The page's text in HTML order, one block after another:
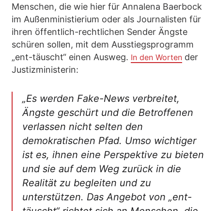
Menschen, die wie hier für Annalena Baerbock
im Außenministierium oder als Journalisten für
ihren öffentlich-rechtlichen Sender Ängste
schüren sollen, mit dem Ausstiegsprogramm
„ent-täuscht“ einen Ausweg. In den Worten der
Justizministerin:
„Es werden Fake-News verbreitet,
Ängste geschürt und die Betroffenen
verlassen nicht selten den
demokratischen Pfad. Umso wichtiger
ist es, ihnen eine Perspektive zu bieten
und sie auf dem Weg zurück in die
Realität zu begleiten und zu
unterstützen. Das Angebot von „ent-